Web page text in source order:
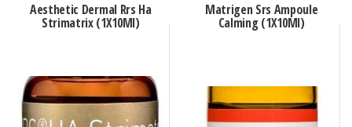
Aesthetic Dermal Rrs Ha
Strimatrix (1X10Ml)
Matrigen Srs Ampoule
Calming (1X10Ml)